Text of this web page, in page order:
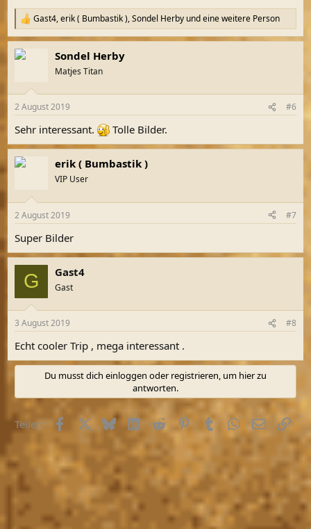
R
e
a
k
e
:
Gast4,erik ( Bumbastik ),Sondel Herby und eine weitere Person
Sondel Herby
Matjes Titan
2 August 2019 #6
Sehr interessant. Tolle Bilder.
erik ( Bumbastik )
VIP User
2 August 2019 #7
Super Bilder
G Gast4
Gast
3 August 2019 #8
Echt cooler Trip , mega interessant .
Du musst dich einloggen oder registrieren, um hier zu
antworten.
Teilen: FacebookX (Twitter)
BlueskyLinkedInReddit PinterestTumblrWhatsApp
E-MailLink